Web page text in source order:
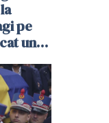
pe
un